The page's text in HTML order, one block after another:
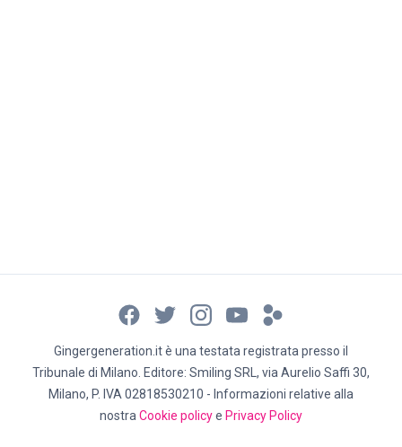
Gingergeneration.it è una testata registrata presso il
Tribunale di Milano. Editore: Smiling SRL, via Aurelio Saffi 30,
Milano, P. IVA 02818530210 - Informazioni relative alla
nostra Cookie policye Privacy Policy